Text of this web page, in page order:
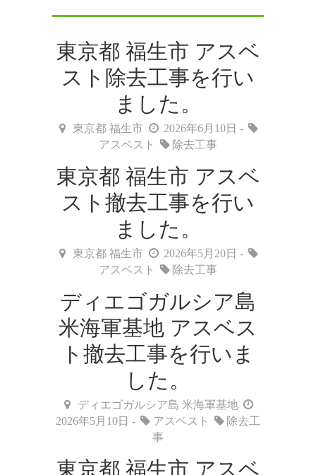
東京都 福生市 アスベ
スト除去工事を行い
ました。
東京都 福生市
2026年6月10日 -
アスベスト
除去工事
東京都 福生市 アスベ
スト撤去工事を行い
ました。
東京都 福生市
2026年5月20日 -
アスベスト
除去工事
ディエゴガルシア島
米海軍基地 アスベス
ト撤去工事を行いま
した。
ディエゴガルシア島 米海軍基地
2026年5月10日 -
アスベスト
除去工
事
東京都 福生市 アスベ